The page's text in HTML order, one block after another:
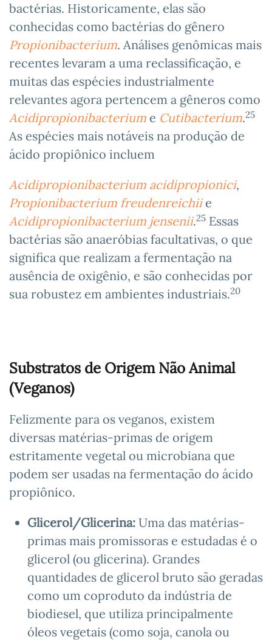
bactérias. Historicamente, elas são
conhecidas como bactérias do gênero
Propionibacterium. Análises genômicas mais
recentes levaram a uma reclassificação, e
muitas das espécies industrialmente
relevantes agora pertencem a gêneros como
Acidipropionibacterium e Cutibacterium.25
As espécies mais notáveis na produção de
ácido propiônico incluem
Acidipropionibacterium acidipropionici,
Propionibacterium freudenreichiie
Acidipropionibacterium jensenii.25 Essas
bactérias são anaeróbias facultativas, o que
significa que realizam a fermentação na
ausência de oxigênio, e são conhecidas por
sua robustez em ambientes industriais.20
Substratos de Origem Não Animal
(Veganos)
Felizmente para os veganos, existem
diversas matérias-primas de origem
estritamente vegetal ou microbiana que
podem ser usadas na fermentação do ácido
propiônico.
Glicerol/Glicerina: Uma das matérias-
primas mais promissoras e estudadas é o
glicerol (ou glicerina). Grandes
quantidades de glicerol bruto são geradas
como um coproduto da indústria de
biodiesel, que utiliza principalmente
óleos vegetais (como soja, canola ou